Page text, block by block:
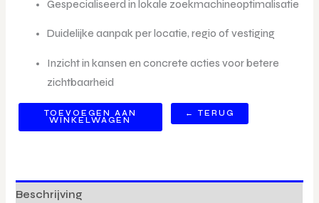
Gespecialiseerd in lokale zoekmachineoptimalisatie
Duidelijke aanpak per locatie, regio of vestiging
Inzicht in kansen en concrete acties voor betere
zichtbaarheid
TOEVOEGEN AAN
WINKELWAGEN
← TERUG
Beschrijving